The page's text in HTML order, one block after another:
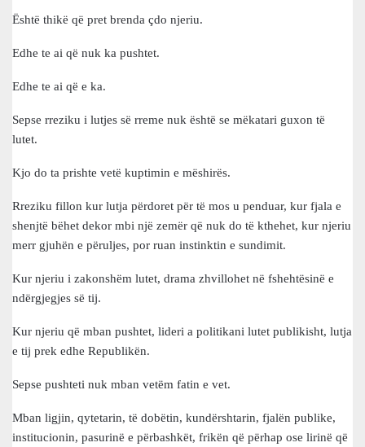
Është thikë që pret brenda çdo njeriu.
Edhe te ai që nuk ka pushtet.
Edhe te ai që e ka.
Sepse rreziku i lutjes së rreme nuk është se mëkatari guxon të
lutet.
Kjo do ta prishte vetë kuptimin e mëshirës.
Rreziku fillon kur lutja përdoret për të mos u penduar, kur fjala e
shenjtë bëhet dekor mbi një zemër që nuk do të kthehet, kur njeriu
merr gjuhën e përuljes, por ruan instinktin e sundimit.
Kur njeriu i zakonshëm lutet, drama zhvillohet në fshehtësinë e
ndërgjegjes së tij.
Kur njeriu që mban pushtet, lideri a politikani lutet publikisht, lutja
e tij prek edhe Republikën.
Sepse pushteti nuk mban vetëm fatin e vet.
Mban ligjin, qytetarin, të dobëtin, kundërshtarin, fjalën publike,
institucionin, pasurinë e përbashkët, frikën që përhap ose lirinë që